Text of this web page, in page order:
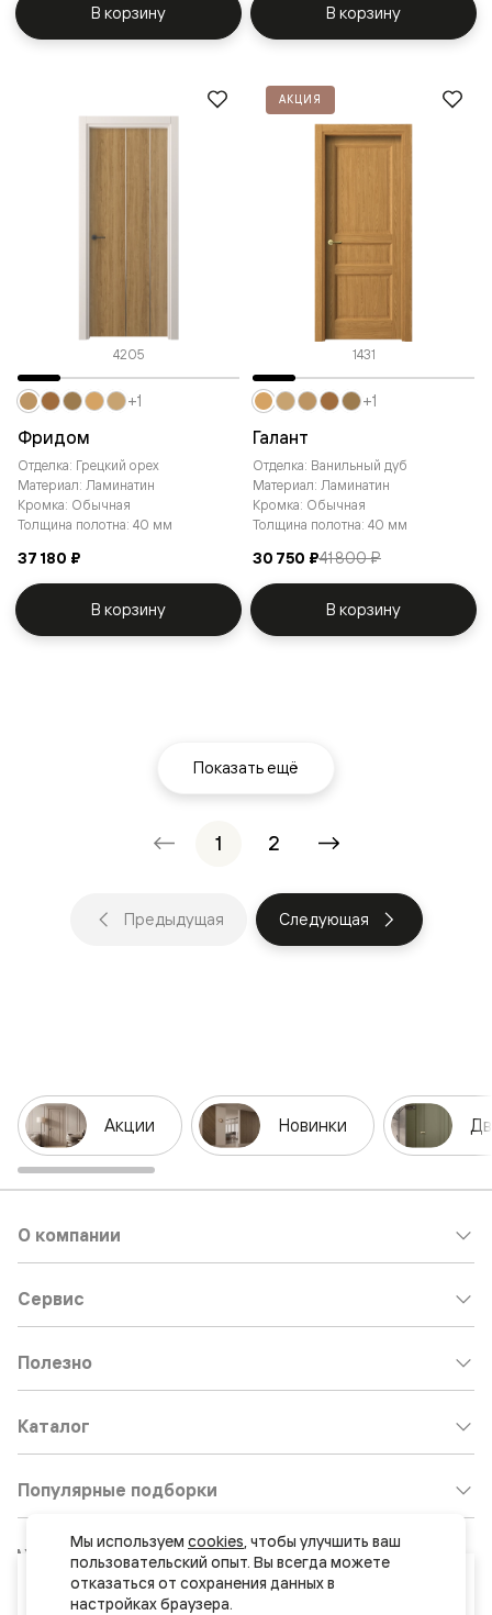
Ваш город
Хабаровск
В корзину В корзину
4205
Фридом
Отделка: Грецкий орех
Материал: Ламинатин
Кромка: Обычная
Толщина полотна: 40 мм
37 180 ₽
+1
В корзину
АКЦИЯ
1431
Галант
Отделка: Ванильный дуб
Материал: Ламинатин
Кромка: Обычная
Толщина полотна: 40 мм
30 750 ₽41 800 ₽
+1
В корзину
Показать ещё
1 2
Предыдущая Следующая
Акции Новинки
О компании
Сервис
Полезно
Каталог
Популярные подборки
Клиентский центр: 8 800 511 30 95
Почта по общим вопросам:
Мы используем cookies, чтобы улучшить ваш
пользовательский опыт. Вы всегда можете
отказаться от сохранения данных в